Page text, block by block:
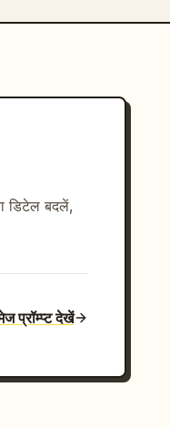
डिटेल बदलें,
प्रॉम्प्ट देखें